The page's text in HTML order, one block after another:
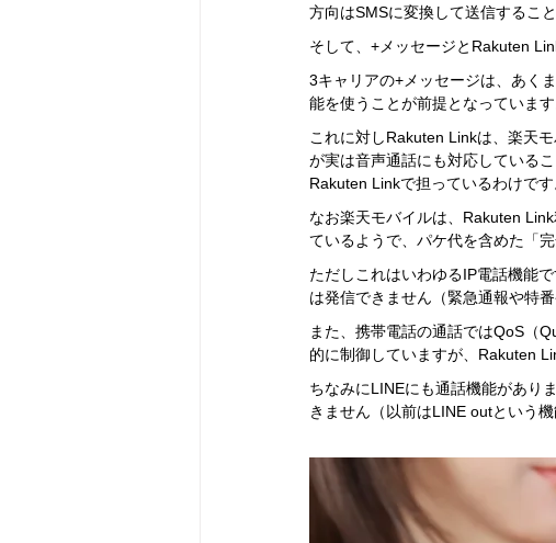
方向はSMSに変換して送信するこ
そして、+メッセージとRakuten
3キャリアの+メッセージは、あく
能を使うことが前提となっています
これに対しRakuten Linkは、楽天
が実は音声通話にも対応している
Rakuten Linkで担っているわけです
なお楽天モバイルは、Rakuten
ているようで、パケ代を含めた「
ただしこれはいわゆるIP電話機能
は発信できません（緊急通報や特
また、携帯電話の通話ではQoS（
的に制御していますが、Rakuten
ちなみにLINEにも通話機能があり
きません（以前はLINE outという